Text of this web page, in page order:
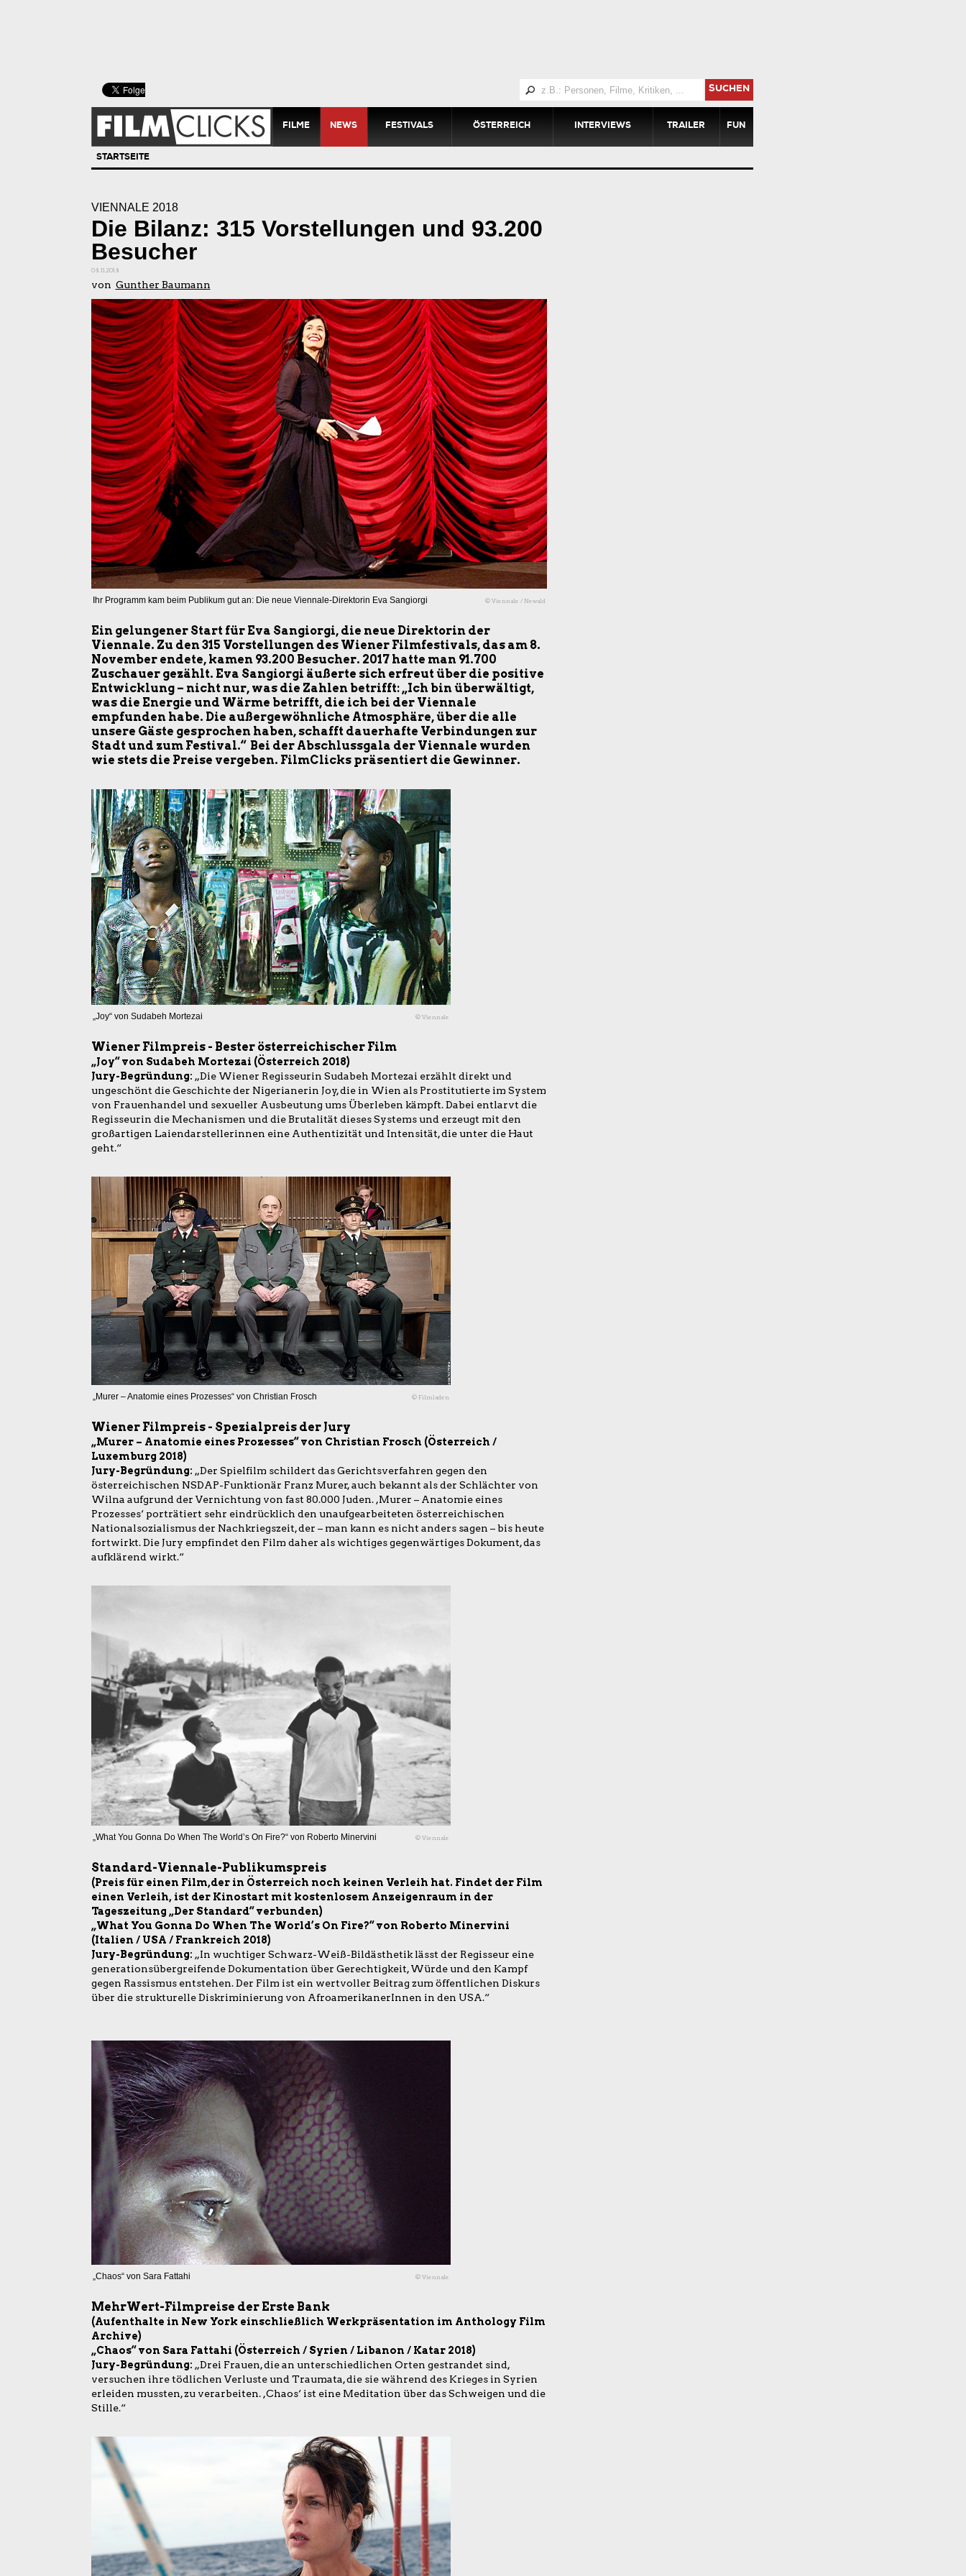
SUCHEN
FILME NEWS FESTIVALS ÖSTERREICH INTERVIEWS TRAILER FUN
STARTSEITE
VIENNALE 2018
Die Bilanz: 315 Vorstellungen und 93.200
Besucher
08.11.2018
von Gunther Baumann
Ihr Programm kam beim Publikum gut an: Die neue Viennale-Direktorin Eva Sangiorgi © Viennale / Newald
Ein gelungener Start für Eva Sangiorgi, die neue Direktorin der
Viennale. Zu den 315 Vorstellungen des Wiener Filmfestivals, das am 8.
November endete, kamen 93.200 Besucher. 2017 hatte man 91.700
Zuschauer gezählt. Eva Sangiorgi äußerte sich erfreut über die positive
Entwicklung – nicht nur, was die Zahlen betrifft: „Ich bin überwältigt,
was die Energie und Wärme betrifft, die ich bei der Viennale
empfunden habe. Die außergewöhnliche Atmosphäre, über die alle
unsere Gäste gesprochen haben, schafft dauerhafte Verbindungen zur
Stadt und zum Festival.“ Bei der Abschlussgala der Viennale wurden
wie stets die Preise vergeben. FilmClicks präsentiert die Gewinner.
„Joy“ von Sudabeh Mortezai © Viennale
Wiener Filmpreis- Bester österreichischer Film
„Joy“ von Sudabeh Mortezai (Österreich 2018)
Jury-Begründung: „Die Wiener Regisseurin Sudabeh Mortezai erzählt direkt und
ungeschönt die Geschichte der Nigerianerin Joy, die in Wien als Prostitutierte im System
von Frauenhandel und sexueller Ausbeutung ums Überleben kämpft. Dabei entlarvt die
Regisseurin die Mechanismen und die Brutalität dieses Systems und erzeugt mit den
großartigen Laiendarstellerinnen eine Authentizität und Intensität, die unter die Haut
geht.“
„Murer – Anatomie eines Prozesses“ von Christian Frosch © Filmladen
Wiener Filmpreis - Spezialpreis der Jury
„Murer – Anatomie eines Prozesses“ von Christian Frosch (Österreich /
Luxemburg 2018)
Jury-Begründung: „Der Spielfilm schildert das Gerichtsverfahren gegen den
österreichischen NSDAP-Funktionär Franz Murer, auch bekannt als der Schlächter von
Wilna aufgrund der Vernichtung von fast 80.000 Juden. ,Murer – Anatomie eines
Prozesses‘ porträtiert sehr eindrücklich den unaufgearbeiteten österreichischen
Nationalsozialismus der Nachkriegszeit, der – man kann es nicht anders sagen – bis heute
fortwirkt. Die Jury empfindet den Film daher als wichtiges gegenwärtiges Dokument, das
aufklärend wirkt.“
„What You Gonna Do When The World’s On Fire?“ von Roberto Minervini © Viennale
Standard-Viennale-Publikumspreis
(Preis für einen Film,der in Österreich noch keinen Verleih hat. Findet der Film
einen Verleih, ist der Kinostart mit kostenlosem Anzeigenraum in der
Tageszeitung „Der Standard“ verbunden)
„What You Gonna Do When The World’s On Fire?“ von Roberto Minervini
(Italien / USA / Frankreich 2018)
Jury-Begründung: „In wuchtiger Schwarz-Weiß-Bildästhetik lässt der Regisseur eine
generationsübergreifende Dokumentation über Gerechtigkeit, Würde und den Kampf
gegen Rassismus entstehen. Der Film ist ein wertvoller Beitrag zum öffentlichen Diskurs
über die strukturelle Diskriminierung von AfroamerikanerInnen in den USA.“
„Chaos“ von Sara Fattahi © Viennale
MehrWert-Filmpreise der Erste Bank
(Aufenthalte in New York einschließlich Werkpräsentation im Anthology Film
Archive)
„Chaos“ von Sara Fattahi (Österreich / Syrien / Libanon / Katar 2018)
Jury-Begründung: „Drei Frauen, die an unterschiedlichen Orten gestrandet sind,
versuchen ihre tödlichen Verluste und Traumata, die sie während des Krieges in Syrien
erleiden mussten, zu verarbeiten. ,Chaos‘ ist eine Meditation über das Schweigen und die
Stille.“